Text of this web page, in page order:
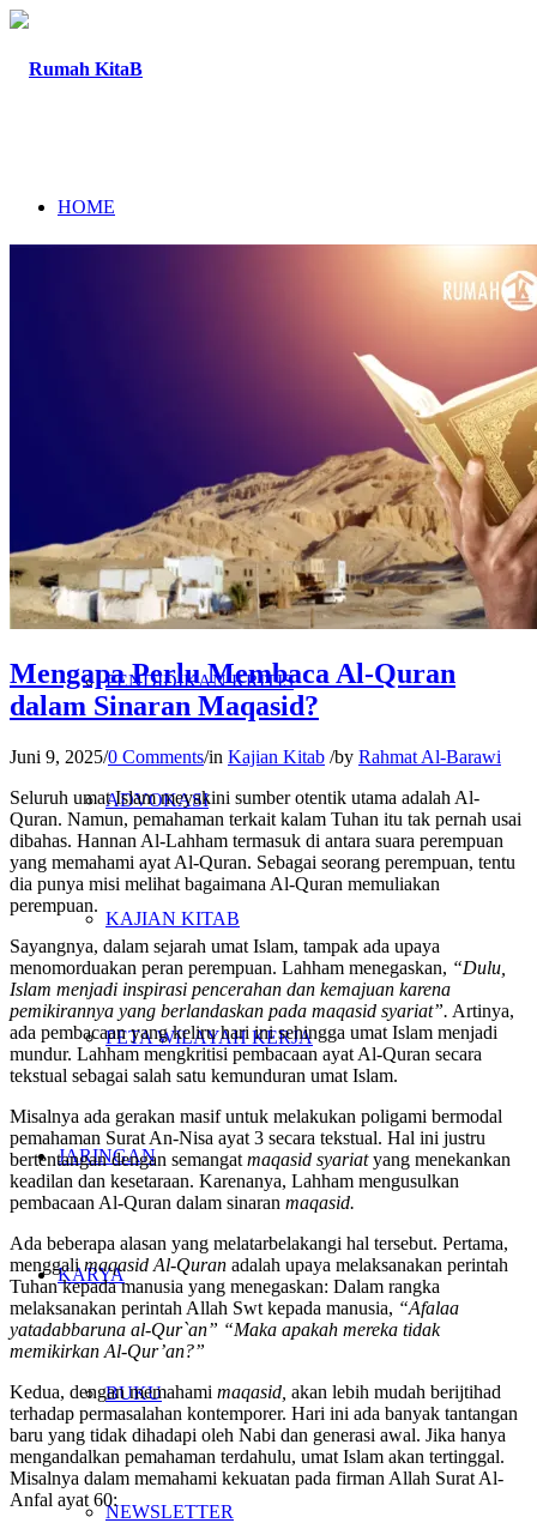
HOME
PENELITIAN
PENDIDIKAN KRITIS
ADVOKASI
KAJIAN KITAB
PETA WILAYAH KERJA
JARINGAN
KARYA
BUKU
NEWSLETTER
Mengapa Perlu Membaca Al-Quran
dalam Sinaran Maqasid?
Juni 9, 2025/0 Comments/in Kajian Kitab /by Rahmat Al-Barawi
Seluruh umat Islam meyakini sumber otentik utama adalah Al-
Quran. Namun, pemahaman terkait kalam Tuhan itu tak pernah usai
dibahas. Hannan Al-Lahham termasuk di antara suara perempuan
yang memahami ayat Al-Quran. Sebagai seorang perempuan, tentu
dia punya misi melihat bagaimana Al-Quran memuliakan
perempuan.
Sayangnya, dalam sejarah umat Islam, tampak ada upaya
menomorduakan peran perempuan. Lahham menegaskan, “Dulu,
Islam menjadi inspirasi pencerahan dan kemajuan karena
pemikirannya yang berlandaskan pada maqasid syariat”. Artinya,
ada pembacaan yang keliru hari ini sehingga umat Islam menjadi
mundur. Lahham mengkritisi pembacaan ayat Al-Quran secara
tekstual sebagai salah satu kemunduran umat Islam.
Misalnya ada gerakan masif untuk melakukan poligami bermodal
pemahaman Surat An-Nisa ayat 3 secara tekstual. Hal ini justru
bertentangan dengan semangat maqasid syariatyang menekankan
keadilan dan kesetaraan. Karenanya, Lahham mengusulkan
pembacaan Al-Quran dalam sinaran maqasid.
Ada beberapa alasan yang melatarbelakangi hal tersebut. Pertama,
menggalimaqasid Al-Quran adalah upaya melaksanakan perintah
Tuhan kepada manusia yang menegaskan: Dalam rangka
melaksanakan perintah Allah Swt kepada manusia, “Afalaa
yatadabbaruna al-Qur`an” “Maka apakah mereka tidak
memikirkan Al-Qur’an?”
Kedua, dengan memahami maqasid, akan lebih mudah berijtihad
terhadap permasalahan kontemporer. Hari ini ada banyak tantangan
baru yang tidak dihadapi oleh Nabi dan generasi awal. Jika hanya
mengandalkan pemahaman terdahulu, umat Islam akan tertinggal.
Misalnya dalam memahami kekuatan pada firman Allah Surat Al-
Anfal ayat 60: